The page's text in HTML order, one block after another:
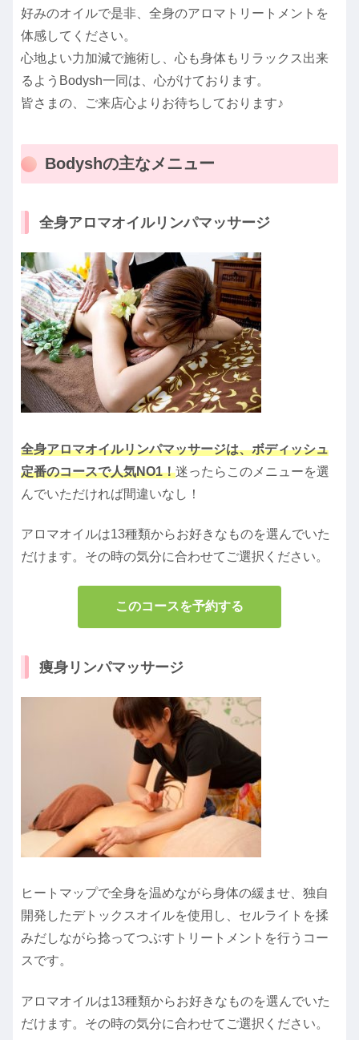
好みのオイルで是非、全身のアロマトリートメントを
体感してください。
心地よい力加減で施術し、心も身体もリラックス出来
るようBodysh一同は、心がけております。
皆さまの、ご来店心よりお待ちしております♪
Bodyshの主なメニュー
全身アロマオイルリンパマッサージ
全身アロマオイルリンパマッサージは、ボディッシュ
定番のコースで人気NO1！迷ったらこのメニューを選
んでいただければ間違いなし！
アロマオイルは13種類からお好きなものを選んでいた
だけます。その時の気分に合わせてご選択ください。
このコースを予約する
痩身リンパマッサージ
ヒートマップで全身を温めながら身体の緩ませ、独自
開発したデトックスオイルを使用し、セルライトを揉
みだしながら捻ってつぶすトリートメントを行うコー
スです。
アロマオイルは13種類からお好きなものを選んでいた
だけます。その時の気分に合わせてご選択ください。